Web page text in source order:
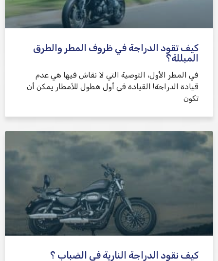
كيف تقود الدراجة في ظروف المطر والطرق
المبللة؟
في المطر الأول، التوصية التي لا نقاش فيها هي عدم
قيادة الدراجة! القيادة في أول هطول للأمطار يمكن أن
تكون
كيف نقود الدراجة النارية في الضباب ؟